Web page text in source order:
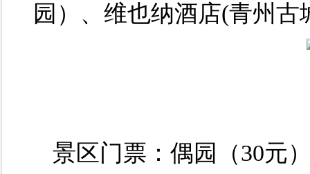
园）、维也纳酒店(青州
景区门票：偶园（30元